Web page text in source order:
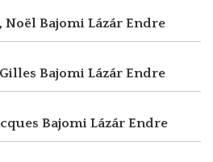
Noël Bajomi Lázár Endre
Bajomi Lázár Endre
Bajomi Lázár Endre